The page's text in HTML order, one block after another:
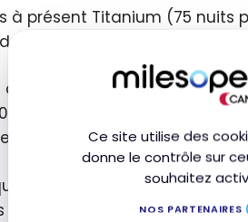
Ce site utilise des
donne le contrôle sur
souhaitez
NOS PARTENAIRES
à présent Titanium (75 nuits
hôtels Marriott Bonvoy.
difficile d’atteindre le statut
dépensés dans les
viser ce statut.
en soit, je suis bien
permet d’économiser en